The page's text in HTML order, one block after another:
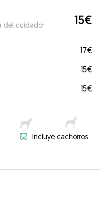
del cuidador 15€
17€
15€
15€
Incluye cachorros